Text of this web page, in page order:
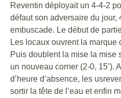
Reventin déployait un 4-4-2
défaut son adversaire du jour,
embuscade. Le début de
Les locaux ouvrent la marque
Puis doublent la mise la mise
un nouveau corner (2-0, 15’).
d’heure d’absence, les
sortir la tête de l’eau et enfin